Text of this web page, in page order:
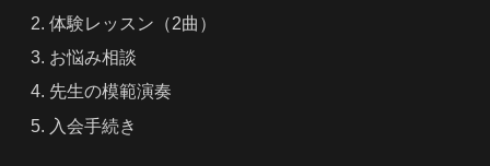
体験レッスン（2曲）
お悩み相談
先生の模範演奏
入会手続き